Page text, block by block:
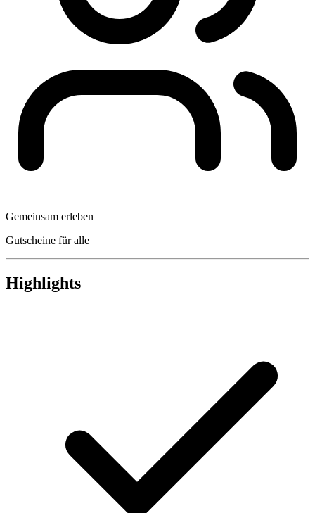
Gemeinsam erleben
Gutscheine für alle
Highlights